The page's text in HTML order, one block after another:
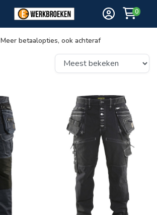
0
Meer betaalopties, ook achteraf